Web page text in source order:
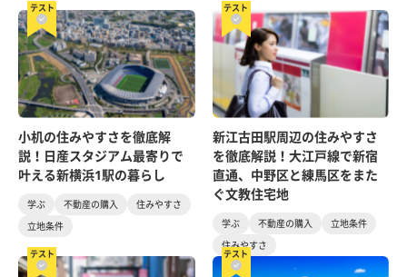
テスト
小机の住みやすさを徹底解
説！日産スタジアム最寄りで
叶える新横浜1駅の暮らし
学ぶ 不動産の購入
住みやすさ
立地条件
テスト
新江古田駅周辺の住みやすさ
を徹底解説！大江戸線で新宿
直通、中野区と練馬区をまた
ぐ文教住宅地
学ぶ 不動産の購入
立地条件
住みやすさ
テスト テスト